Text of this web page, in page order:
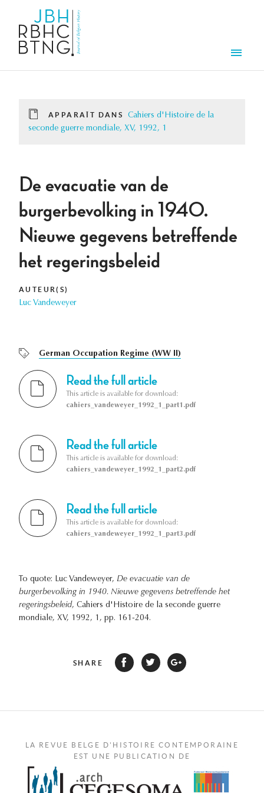
APPARAÎT DANS
Cahiers d'Histoire de la
seconde guerre mondiale, XV, 1992, 1
De evacuatie van de
burgerbevolking in 1940.
Nieuwe gegevens betreffende
het regeringsbeleid
AUTEUR(S)
Luc Vandeweyer
German Occupation Regime (WW II)
Read the full article
This article is available for download:
cahiers_vandeweyer_1992_1_part1.pdf
Read the full article
This article is available for download:
cahiers_vandeweyer_1992_1_part2.pdf
Read the full article
This article is available for download:
cahiers_vandeweyer_1992_1_part3.pdf
To quote: Luc Vandeweyer, De evacuatie van de
burgerbevolking in 1940. Nieuwe gegevens betreffende het
regeringsbeleid, Cahiers d'Histoire de la seconde guerre
mondiale, XV, 1992, 1, pp. 161-204.
SHARE
LA REVUE BELGE D'HISTOIRE CONTEMPORAINE
EST UNE PUBLICATION DE